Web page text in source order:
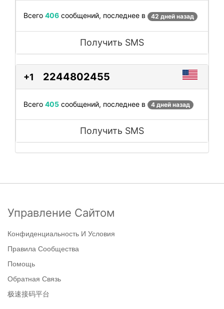
Всего 406 сообщений, последнее в 42 дней назад
Получить SMS
+1 2244802455
Всего 405 сообщений, последнее в 4 дней назад
Получить SMS
Управление Сайтом
Конфиденциальность И Условия
Правила Сообщества
Помощь
Обратная Связь
极速接码平台